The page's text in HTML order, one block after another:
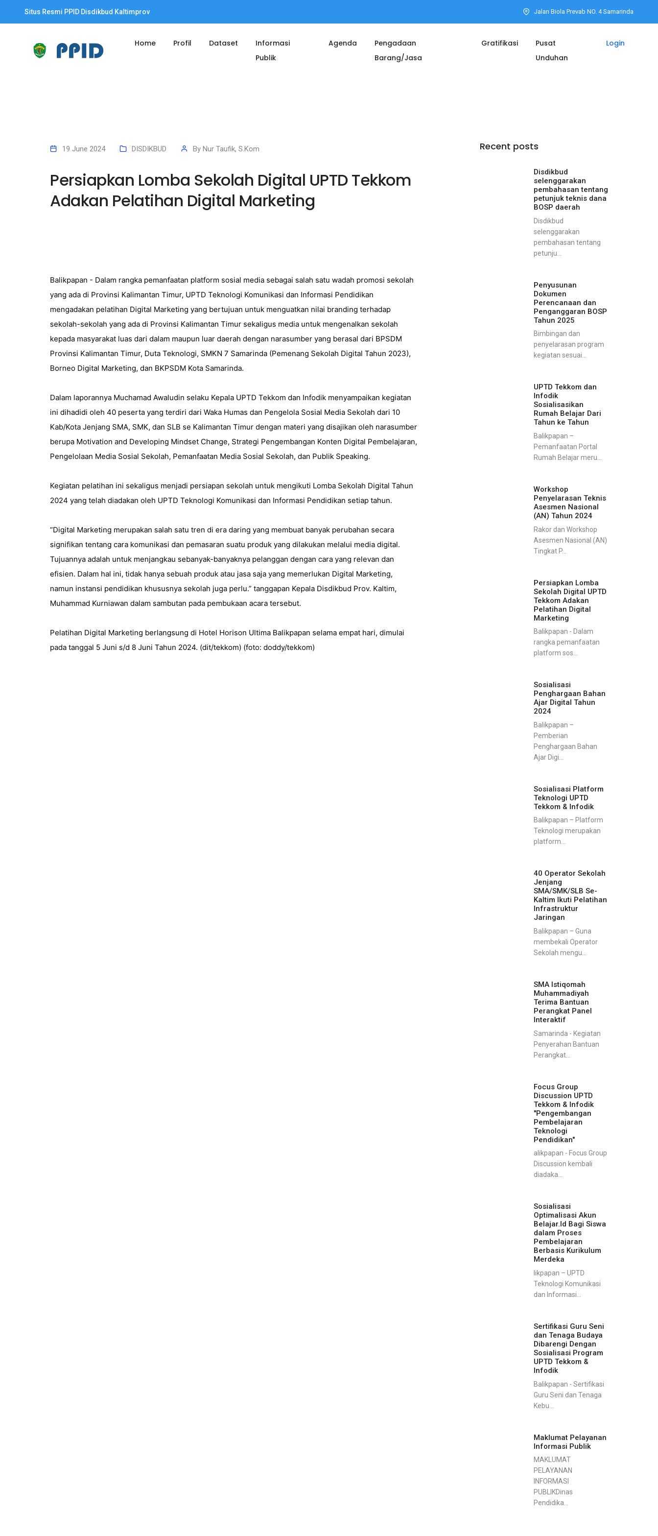
Situs Resmi PPID Disdikbud Kaltimprov Jalan Biola Prevab NO. 4 Samarinda
Home Profil Dataset
Informasi
Publik
Agenda
Pengadaan
Barang/Jasa
Gratifikasi
Pusat
Unduhan
Login
19 June 2024 DISDIKBUD By Nur Taufik, S.Kom
Persiapkan Lomba Sekolah Digital UPTD Tekkom
Adakan Pelatihan Digital Marketing
Balikpapan - Dalam rangka pemanfaatan platform sosial media sebagai salah satu wadah promosi sekolah
yang ada di Provinsi Kalimantan Timur, UPTD Teknologi Komunikasi dan Informasi Pendidikan
mengadakan pelatihan Digital Marketing yang bertujuan untuk menguatkan nilai branding terhadap
sekolah-sekolah yang ada di Provinsi Kalimantan Timur sekaligus media untuk mengenalkan sekolah
kepada masyarakat luas dari dalam maupun luar daerah dengan narasumber yang berasal dari BPSDM
Provinsi Kalimantan Timur, Duta Teknologi, SMKN 7 Samarinda (Pemenang Sekolah Digital Tahun 2023),
Borneo Digital Marketing, dan BKPSDM Kota Samarinda.
Dalam laporannya Muchamad Awaludin selaku Kepala UPTD Tekkom dan Infodik menyampaikan kegiatan
ini dihadidi oleh 40 peserta yang terdiri dari Waka Humas dan Pengelola Sosial Media Sekolah dari 10
Kab/Kota Jenjang SMA, SMK, dan SLB se Kalimantan Timur dengan materi yang disajikan oleh narasumber
berupa Motivation and Developing Mindset Change, Strategi Pengembangan Konten Digital Pembelajaran,
Pengelolaan Media Sosial Sekolah, Pemanfaatan Media Sosial Sekolah, dan Publik Speaking.
Kegiatan pelatihan ini sekaligus menjadi persiapan sekolah untuk mengikuti Lomba Sekolah Digital Tahun
2024 yang telah diadakan oleh UPTD Teknologi Komunikasi dan Informasi Pendidikan setiap tahun.
“Digital Marketing merupakan salah satu tren di era daring yang membuat banyak perubahan secara
signifikan tentang cara komunikasi dan pemasaran suatu produk yang dilakukan melalui media digital.
Tujuannya adalah untuk menjangkau sebanyak-banyaknya pelanggan dengan cara yang relevan dan
efisien. Dalam hal ini, tidak hanya sebuah produk atau jasa saja yang memerlukan Digital Marketing,
namun instansi pendidikan khususnya sekolah juga perlu.” tanggapan Kepala Disdikbud Prov. Kaltim,
Muhammad Kurniawan dalam sambutan pada pembukaan acara tersebut.
Pelatihan Digital Marketing berlangsung di Hotel Horison Ultima Balikpapan selama empat hari, dimulai
pada tanggal 5 Juni s/d 8 Juni Tahun 2024. (dit/tekkom) (foto: doddy/tekkom)
Recent posts
Disdikbud
selenggarakan
pembahasan tentang
petunjuk teknis dana
BOSP daerah
Disdikbud
selenggarakan
pembahasan tentang
petunju...
Penyusunan
Dokumen
Perencanaan dan
Penganggaran BOSP
Tahun 2025
Bimbingan dan
penyelarasan program
kegiatan sesuai...
UPTD Tekkom dan
Infodik
Sosialisasikan
Rumah Belajar Dari
Tahun ke Tahun
Balikpapan –
Pemanfaatan Portal
Rumah Belajar meru...
Workshop
Penyelarasan Teknis
Asesmen Nasional
(AN) Tahun 2024
Rakor dan Workshop
Asesmen Nasional (AN)
Tingkat P...
Persiapkan Lomba
Sekolah Digital UPTD
Tekkom Adakan
Pelatihan Digital
Marketing
Balikpapan - Dalam
rangka pemanfaatan
platform sos...
Sosialisasi
Penghargaan Bahan
Ajar Digital Tahun
2024
Balikpapan –
Pemberian
Penghargaan Bahan
Ajar Digi...
Sosialisasi Platform
Teknologi UPTD
Tekkom & Infodik
Balikpapan – Platform
Teknologi merupakan
platform...
40 Operator Sekolah
Jenjang
SMA/SMK/SLB Se-
Kaltim Ikuti Pelatihan
Infrastruktur
Jaringan
Balikpapan – Guna
membekali Operator
Sekolah mengu...
SMA Istiqomah
Muhammadiyah
Terima Bantuan
Perangkat Panel
Interaktif
Samarinda - Kegiatan
Penyerahan Bantuan
Perangkat...
Focus Group
Discussion UPTD
Tekkom & Infodik
"Pengembangan
Pembelajaran
Teknologi
Pendidikan"
alikpapan - Focus Group
Discussion kembali
diadaka...
Sosialisasi
Optimalisasi Akun
Belajar.Id Bagi Siswa
dalam Proses
Pembelajaran
Berbasis Kurikulum
Merdeka
likpapan – UPTD
Teknologi Komunikasi
dan Informasi...
Sertifikasi Guru Seni
dan Tenaga Budaya
Dibarengi Dengan
Sosialisasi Program
UPTD Tekkom &
Infodik
Balikpapan - Sertifikasi
Guru Seni dan Tenaga
Kebu...
Maklumat Pelayanan
Informasi Publik
MAKLUMAT
PELAYANAN
INFORMASI
PUBLIKDinas
Pendidika...